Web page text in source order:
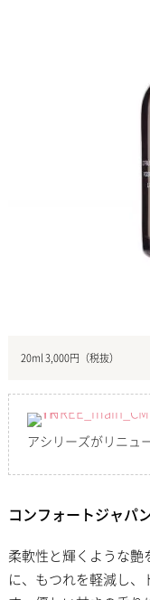
20ml 3,000円（税抜）
アシリーズがリニュ
コンフォートジャパ
柔軟性と輝くような
に、もつれを軽減し